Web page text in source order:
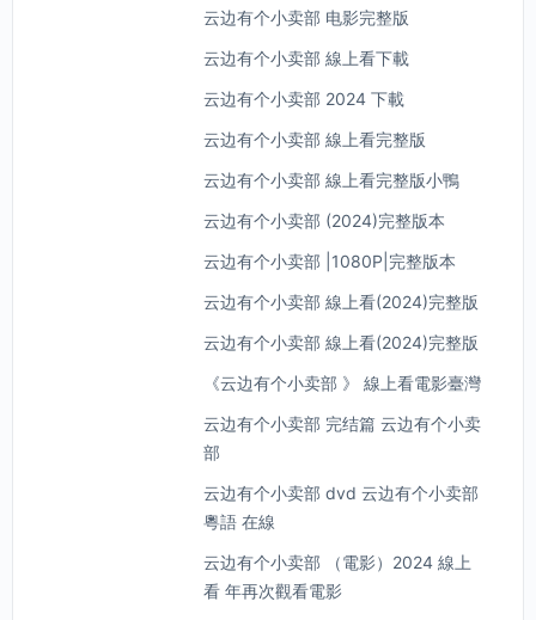
云边有个小卖部 电影完整版
云边有个小卖部 線上看下載
云边有个小卖部 2024 下載
云边有个小卖部 線上看完整版
云边有个小卖部 線上看完整版小鴨
云边有个小卖部 (2024)完整版本
云边有个小卖部 |1080P|完整版本
云边有个小卖部 線上看(2024)完整版
云边有个小卖部 線上看(2024)完整版
《云边有个小卖部 》 線上看電影臺灣
云边有个小卖部 完结篇 云边有个小卖
部
云边有个小卖部 dvd 云边有个小卖部
粵語 在線
云边有个小卖部 （電影）2024 線上
看 年再次觀看電影